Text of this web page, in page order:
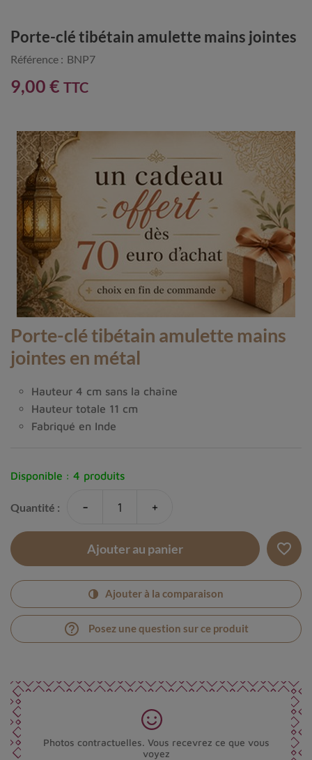
Porte-clé tibétain amulette mains jointes
Référence : BNP7
9,00 € TTC
Porte-clé tibétain amulette mains
jointes en métal
Hauteur 4 cm sans la chaîne
Hauteur totale 11 cm
Fabriqué en Inde
Disponible : 4 produits
Quantité : - +
Ajouter au panier favorite_border
Ajouter à la comparaison
help_outline Posez une question sur ce produit
Photos contractuelles. Vous recevrez ce que vous
voyez